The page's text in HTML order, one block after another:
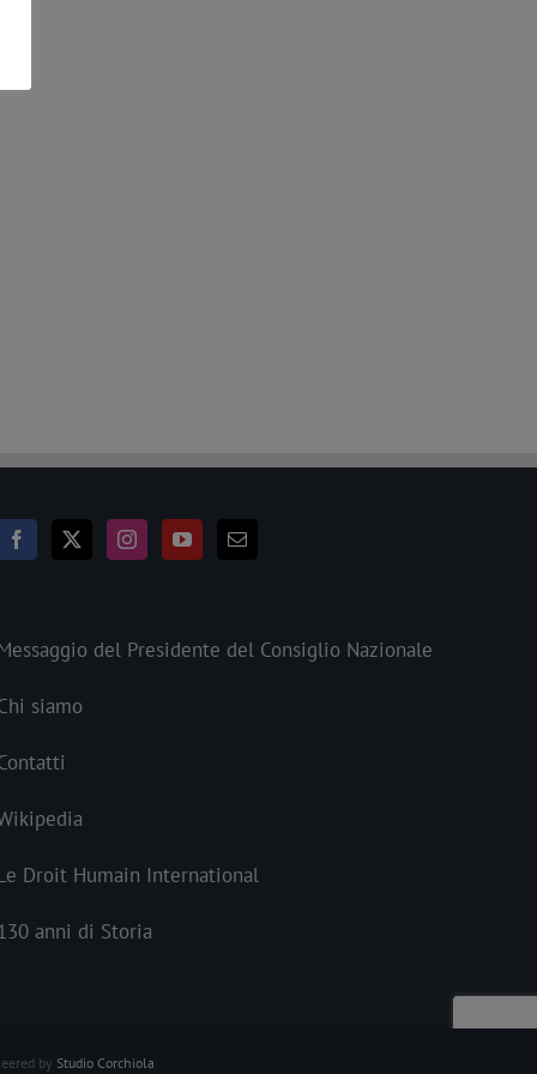
del Presidente del Consiglio Nazionale
siamo
Droit Humain International
anni di Storia
by Studio Corchiola